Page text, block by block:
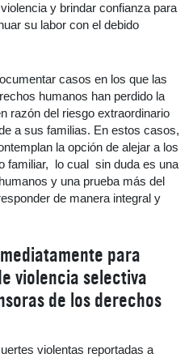
y brindar confianza para
su labor con el debido
casos en los que las
humanos han perdido la
razón del riesgo extraordinario
a sus familias. En estos casos,
la opción de alejar a los
familiar, lo cual sin duda es una
y una prueba más del
de manera integral y
para
violencia selectiva
de los derechos
violentas reportadas a